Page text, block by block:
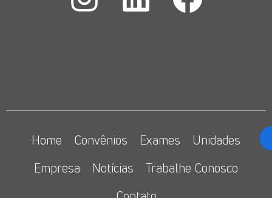
Home Convênios Exames
Unidades
Empresa
Notícias
Trabalhe Conosco